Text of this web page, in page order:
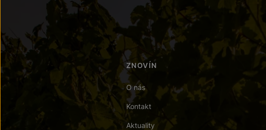
ZNOVÍN
O nás
Kontakt
Aktuality